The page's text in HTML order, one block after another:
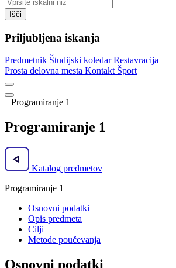
Išči
Priljubljena iskanja
Predmetnik Študijski koledarRestavracija
Prosta delovna mesta Kontakt Šport
Programiranje 1
Programiranje 1
Katalog predmetov
Programiranje 1
Osnovni podatki
Opis predmeta
Cilji
Metode poučevanja
Osnovni podatki